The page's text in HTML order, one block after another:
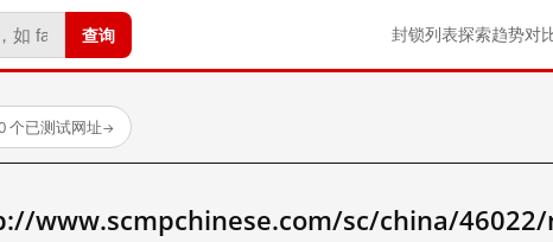
查询 封锁列表探索趋势对
个已测试网址→
www.scmpchinese.com/sc/china/